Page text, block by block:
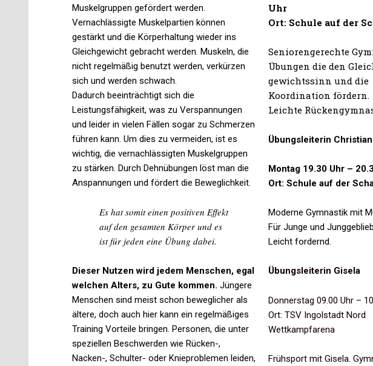
Muskelgruppen gefördert werden.
Vernachlässigte Muskelpartien können
gestärkt und die Körperhaltung wieder ins
Gleichgewicht gebracht werden. Muskeln, die
nicht regelmäßig benutzt werden, verkürzen
sich und werden schwach.
Dadurch beeinträchtigt sich die
Leistungsfähigkeit, was zu Verspannungen
und leider in vielen Fällen sogar zu Schmerzen
führen kann. Um dies zu vermeiden, ist es
wichtig, die vernachlässigten Muskelgruppen
zu stärken. Durch Dehnübungen löst man die
Anspannungen und fördert die Beweglichkeit.
Es hat somit einen positiven Effekt
auf den gesamten Körper und es
ist für jeden eine Übung dabei.
Dieser Nutzen wird jedem Menschen, egal
welchen Alters, zu Gute kommen. Jüngere
Menschen sind meist schon beweglicher als
ältere, doch auch hier kann ein regelmäßiges
Training Vorteile bringen. Personen, die unter
speziellen Beschwerden wie Rücken-,
Nacken-, Schulter- oder Knieproblemen leiden,
Uhr
Ort: Schule auf der
Seniorengerechte
Übungen die den
gewichtssinn und die
Koordination fördern.
Leichte
Übungsleiterin
Montag 19.30 Uhr –
Ort: Schule auf der
Moderne Gymnastik mit
Für Junge und
Leicht fordernd.
Übungsleiterin Gisela
Donnerstag 09.00 Uhr –
Ort: TSV Ingolstadt Nord
Wettkampfarena
Frühsport mit Gisela.